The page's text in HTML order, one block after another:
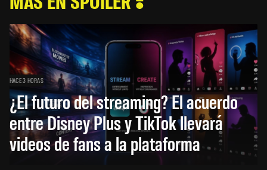
HACE 3 HORAS
¿El futuro del streaming? El acuerdo
entre Disney Plus y TikTok llevará
videos de fans a la plataforma